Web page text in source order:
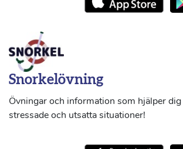
Snorkelövning
Övningar och information som hjälper
stressade och utsatta situationer!